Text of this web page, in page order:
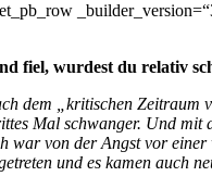
fiel, wurdest du relativ
dem „kritischen
Mal schwanger. Und mit
war von der Angst vor
und es kamen auch